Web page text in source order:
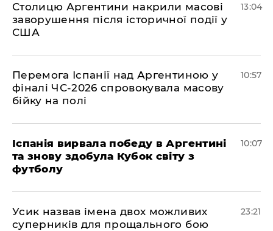
Столицю Аргентини накрили масові
заворушення після історичної події у
США
13:04
Перемога Іспанії над Аргентиною у
фіналі ЧС-2026 спровокувала масову
бійку на полі
10:57
Іспанія вирвала победу в Аргентині
та знову здобула Кубок світу з
футболу
10:07
​Усик назвав імена двох можливих
суперників для прощального бою
23:21